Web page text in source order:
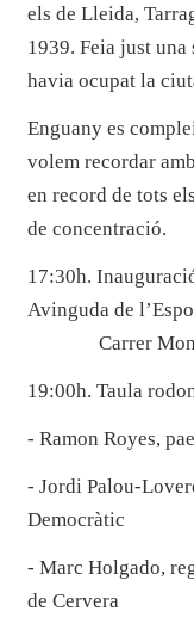
els de Lleida,
1939. Feia just una
havia ocupat la
Enguany es
volem recordar
en record de tots
de concentració.
17:30h.
Avinguda de
Carrer
19:00h. Taula
- Ramon Royes,
- Jordi Palou-
Democràtic
- Marc Holgado,
de Cervera